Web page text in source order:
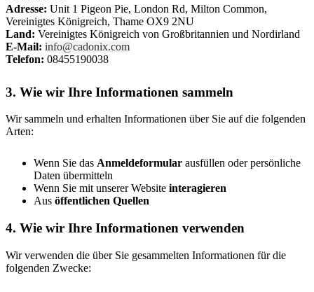
Adresse: Unit 1 Pigeon Pie, London Rd, Milton Common,
Vereinigtes Königreich, Thame OX9 2NU
Land: Vereinigtes Königreich von Großbritannien und Nordirland
E-Mail: info@cadonix.com
Telefon: 08455190038
3. Wie wir Ihre Informationen sammeln
Wir sammeln und erhalten Informationen über Sie auf die folgenden
Arten:
Wenn Sie das Anmeldeformular ausfüllen oder persönliche
Daten übermitteln
Wenn Sie mit unserer Website interagieren
Aus öffentlichen Quellen
4. Wie wir Ihre Informationen verwenden
Wir verwenden die über Sie gesammelten Informationen für die
folgenden Zwecke: